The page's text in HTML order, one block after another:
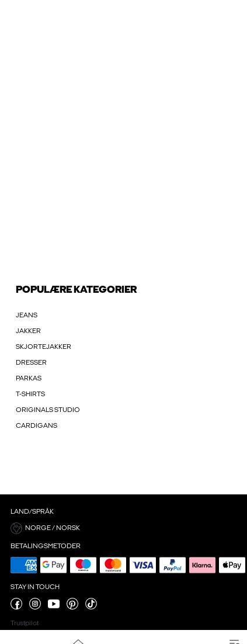
POPULÆRE KATEGORIER
JEANS
JAKKER
SKJORTEJAKKER
DRESSER
PARKAS
T-SHIRTS
ORIGINALS STUDIO
CARDIGANS
LAND/SPRÅK
NORGE / NORSK
BETALINGSMETODER
STAY IN TOUCH
Trustpilot